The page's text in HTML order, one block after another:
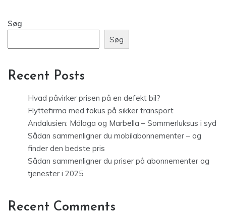
Søg
Søg
Recent Posts
Hvad påvirker prisen på en defekt bil?
Flyttefirma med fokus på sikker transport
Andalusien: Málaga og Marbella – Sommerluksus i syd
Sådan sammenligner du mobilabonnementer – og
finder den bedste pris
Sådan sammenligner du priser på abonnementer og
tjenester i 2025
Recent Comments